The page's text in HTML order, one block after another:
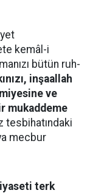
kemâl-i
bütün ruh-
inşaallah
ve
mukaddeme
tesbihatındaki
mecbur
terk